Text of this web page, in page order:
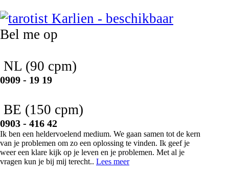
Bel me op
NL (90 cpm)
0909 - 19 19
BE (150 cpm)
0903 - 416 42
Ik ben een heldervoelend medium. We gaan samen tot de kern
van je problemen om zo een oplossing te vinden. Ik geef je
weer een klare kijk op je leven en je problemen. Met al je
vragen kun je bij mij terecht.. Lees meer